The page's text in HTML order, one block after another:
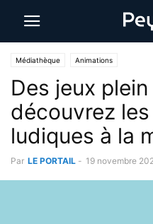
Médiathèque Animations
Des jeux
découvrez
ludiques à la
Par LE PORTAIL - 19 novembre